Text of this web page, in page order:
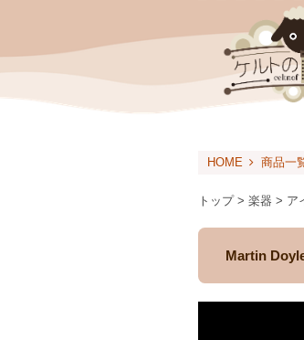
HOME 商品一
トップ > 楽器 > ア
Martin